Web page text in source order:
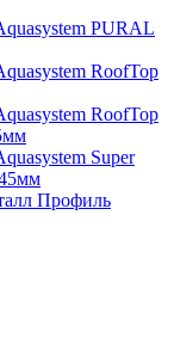
PURAL
RoofTop
RoofTop
Super
Профиль